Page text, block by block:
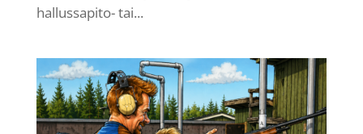
hallussapito- tai...